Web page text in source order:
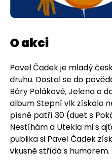
O akci
Pavel Čadek je mladý
druhu. Dostal se do
Báry Polákové, Jelena a
album Stepní vlk získalo
písně patří 30 (duet s
Nestíhám a Utekla mi s
publika si Pavel Čadek
vkusně střídá s humorem.